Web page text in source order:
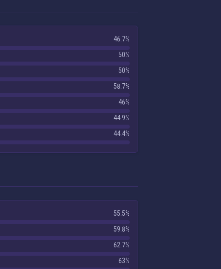
46.7%
50%
50%
58.7%
46%
44.9%
44.4%
55.5%
59.8%
62.7%
63%